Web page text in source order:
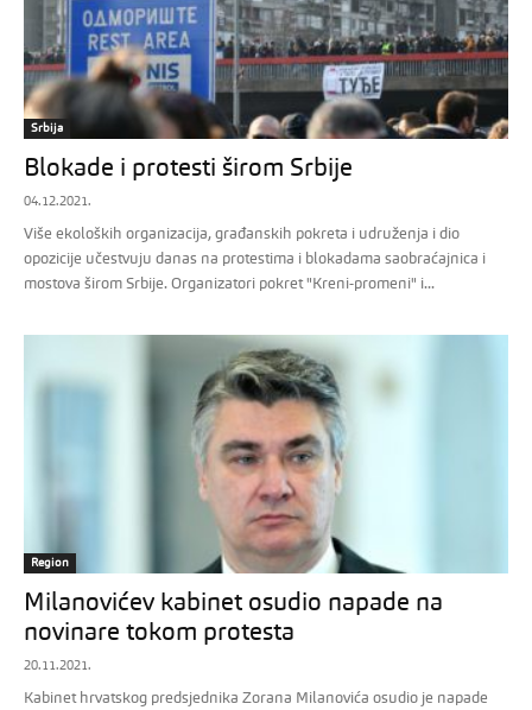
Srbija
Blokade i protesti širom Srbije
04.12.2021.
Više ekoloških organizacija, građanskih pokreta i udruženja i dio
opozicije učestvuju danas na protestima i blokadama saobraćajnica i
mostova širom Srbije. Organizatori pokret "Kreni-promeni" i...
Region
Milanovićev kabinet osudio napade na
novinare tokom protesta
20.11.2021.
Kabinet hrvatskog predsjednika Zorana Milanovića osudio je napade